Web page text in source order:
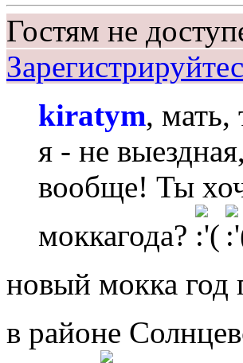
Гостям не
kiratym,
я - не
вообще! Ты
моккагода?
новый мокка год
в районе